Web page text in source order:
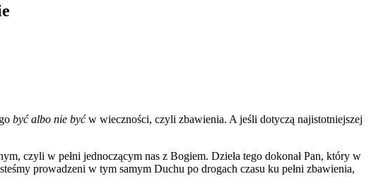
być albo nie byćw wieczności, czyli zbawienia. A jeśli dotyczą najistotniejszej
czyli w pełni jednoczącym nas z Bogiem. Dzieła tego dokonał Pan, który w
prowadzeni w tym samym Duchu po drogach czasu ku pełni zbawienia,